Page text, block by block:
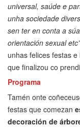
universal, saúde e
unha sociedade
sen ter en conta a
orientación sexual
unhas felices festas
que finalizou co
Programa
Tamén onte
festas que comezan
decoración de